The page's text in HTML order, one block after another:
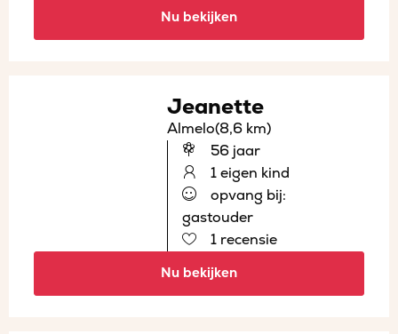
Nu bekijken
Jeanette
Almelo(8,6 km)
56 jaar
1 eigen kind
opvang bij:
gastouder
1 recensie
Nu bekijken